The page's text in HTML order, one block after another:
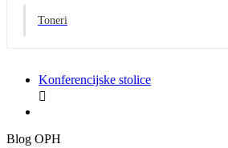
Toneri
Konferencijske stolice

Blog OPH